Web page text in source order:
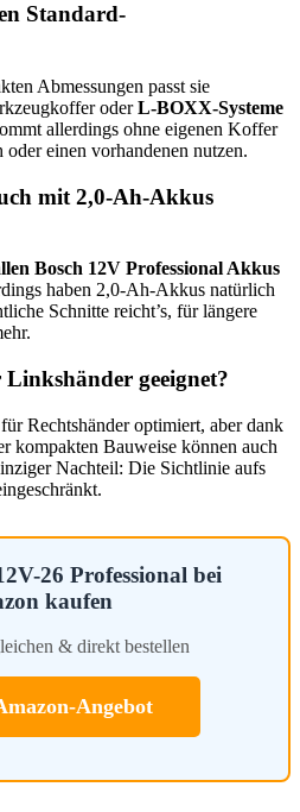
Standard-
Abmessungen passt sie
oderL-BOXX-Systeme
allerdings ohne eigenen Koffer
oder einen vorhandenen nutzen.
mit 2,0-Ah-Akkus
Bosch 12V Professional Akkus
haben 2,0-Ah-Akkus natürlich
Schnitte reicht’s, für längere
geeignet?
Rechtshänder optimiert, aber dank
kompakten Bauweise können auch
Nachteil: Die Sichtlinie aufs
26 Professional bei
kaufen
& direkt bestellen
Angebot